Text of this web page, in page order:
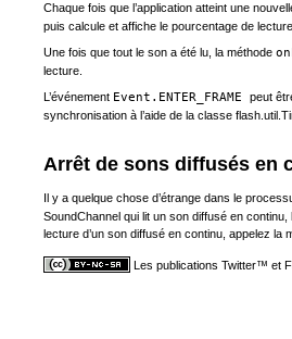
Chaque fois que l’application atteint une
puis calcule et affiche le pourcentage de
Une fois que tout le son a été lu, la méthode
lecture.
L’événement Event.ENTER_FRAME peut
synchronisation à l’aide de la classe
Arrêt de sons diffusés en
Il y a quelque chose d’étrange dans le
SoundChannel qui lit un son diffusé en
lecture d’un son diffusé en continu, appelez la
Les publications Twitter™ et